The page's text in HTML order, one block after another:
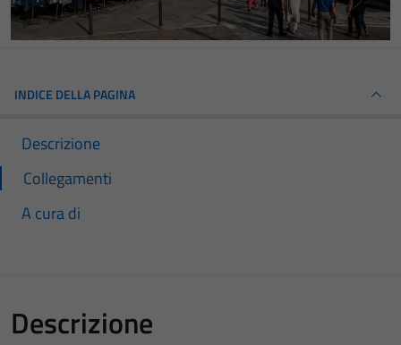
INDICE DELLA PAGINA
Descrizione
Collegamenti
A cura di
Descrizione